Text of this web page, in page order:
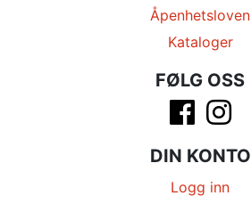
Åpenhetsloven
Kataloger
FØLG OSS
DIN KONTO
Logg inn